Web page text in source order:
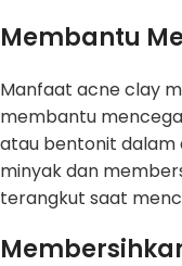
Membantu
Manfaat acne clay
membantu
atau bentonit dalam
minyak dan
terangkut saat